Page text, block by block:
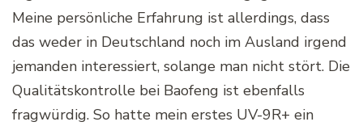
Meine persönliche Erfahrung ist allerdings, dass
das weder in Deutschland noch im Ausland irgend
jemanden interessiert, solange man nicht stört. Die
Qualitätskontrolle bei Baofeng ist ebenfalls
fragwürdig. So hatte mein erstes UV-9R+ ein